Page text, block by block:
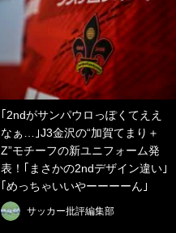
｢2ndがサンパウロっぽくてええ
なぁ…｣J3金沢の“加賀てまり＋
Z”モチーフの新ユニフォーム発
表！｢まさかの2ndデザイン違い｣
｢めっちゃいいやーーーーん｣
サッカー批評編集部